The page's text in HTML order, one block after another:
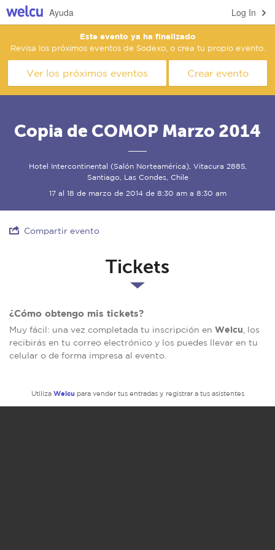
Log In
Ayuda
Este evento ya ha finalizado
Revisa los próximos eventos de Sodexo, o crea tu propio evento.
Ver los próximos eventos Crear evento
Copia de COMOP Marzo 2014
Hotel Intercontinental (Salón Norteamérica), Vitacura 2885,
Santiago, Las Condes, Chile
17 al 18 de marzo de 2014 de 8:30 am a 8:30 am
Compartir evento
Tickets
¿Cómo obtengo mis tickets?
Muy fácil: una vez completada tu inscripción en Welcu , los
recibirás en tu correo electrónico y los puedes llevar en tu
celular o de forma impresa al evento.
Utiliza Welcu para vender tus entradas y registrar a tus asistentes